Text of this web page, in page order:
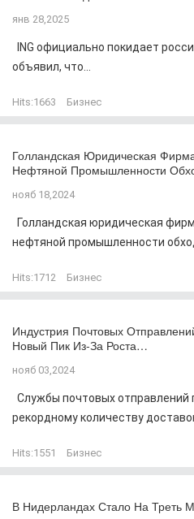
янв 28,2025
ING официально покидает
объявил, что...
Hits:1663 Бизнес
Голландская Юридическая
Нефтяной Промышленности
нояб 18,2024
Голландская юридическая
нефтяной промышленности
Hits:1712 Бизнес
Индустрия Почтовых
Новый Пик Из-За Роста…
нояб 03,2024
Службы почтовых отправлений
рекордному количеству доставок
Hits:1551 Бизнес
В Нидерландах Стало На